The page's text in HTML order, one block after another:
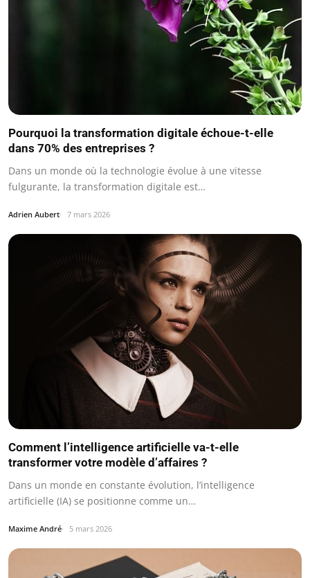
Pourquoi la transformation digitale échoue-t-elle
dans 70% des entreprises ?
Dans un monde où la technologie évolue à une vitesse
fulgurante, la transformation digitale est…
Adrien Aubert 7 mars 2026
Comment l’intelligence artificielle va-t-elle
transformer votre modèle d’affaires ?
Dans un monde en constante évolution, l’intelligence
artificielle (IA) se positionne comme un…
Maxime André 5 mars 2026